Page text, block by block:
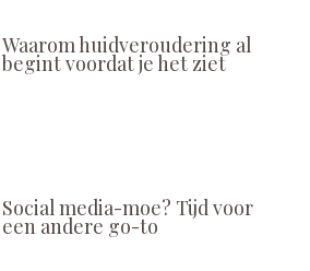
Waarom huidveroudering al
begint voordat je het ziet
Social media-moe? Tijd voor
een andere go-to